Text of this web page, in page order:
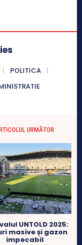
POLITICA
URMĂTOR
UNTOLD 2025:
masive și gazon
impecabil